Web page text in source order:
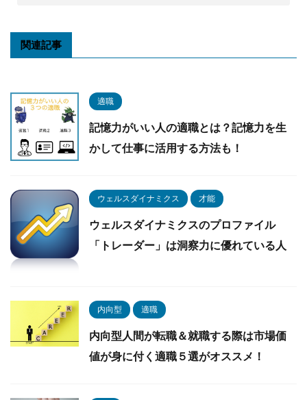
関連記事
適職
記憶力がいい人の適職とは？記憶力を生
かして仕事に活用する方法も！
ウェルスダイナミクス 才能
ウェルスダイナミクスのプロファイル
「トレーダー」は洞察力に優れている人
内向型 適職
内向型人間が転職＆就職する際は市場価
値が身に付く適職５選がオススメ！